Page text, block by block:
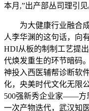
本月,”出产部丛司理引见
为大健康行业融合成
人李华渊的这句话，向
HDI从板的制制工艺提
代焕发重生的环节暗码
神投入西医辅帮诊断软
化，央美时代文化无限
500强新秀企业家——方
一次产物迭代，武汉知